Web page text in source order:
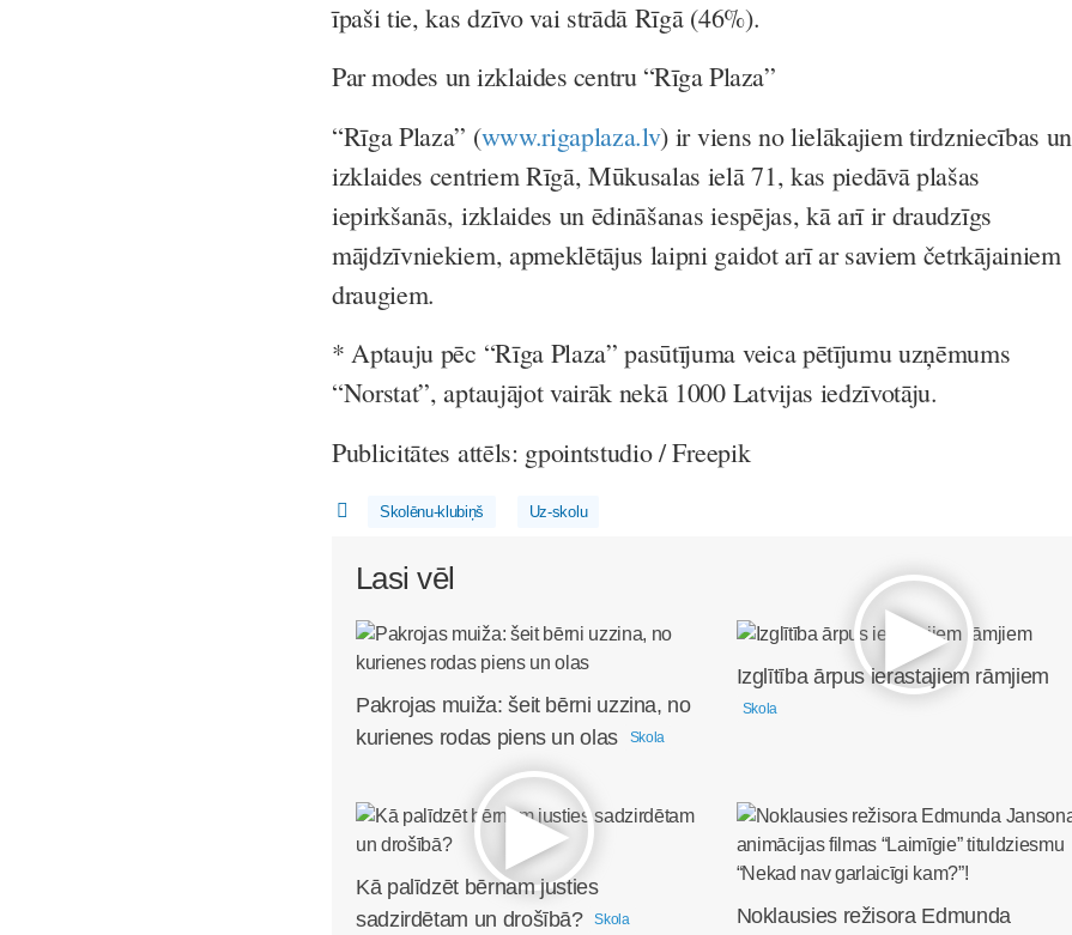
īpaši tie, kas dzīvo vai strādā Rīgā (46%).
Par modes un izklaides centru “Rīga Plaza”
“Rīga Plaza” (www.rigaplaza.lv) ir viens no lielākajiem tirdzniecības un
izklaides centriem Rīgā, Mūkusalas ielā 71, kas piedāvā plašas
iepirkšanās, izklaides un ēdināšanas iespējas, kā arī ir draudzīgs
mājdzīvniekiem, apmeklētājus laipni gaidot arī ar saviem četrkājainiem
draugiem.
* Aptauju pēc “Rīga Plaza” pasūtījuma veica pētījumu uzņēmums
“Norstat”, aptaujājot vairāk nekā 1000 Latvijas iedzīvotāju.
Publicitātes attēls: gpointstudio / Freepik
Skolēnu-klubiņš Uz-skolu
Lasi vēl
Pakrojas muiža: šeit bērni uzzina, no
kurienes rodas piens un olas
Skola
Izglītība ārpus ierastajiem rāmjiem
Skola
Kā palīdzēt bērnam justies
sadzirdētam un drošībā?
Skola
Noklausies režisora Edmunda